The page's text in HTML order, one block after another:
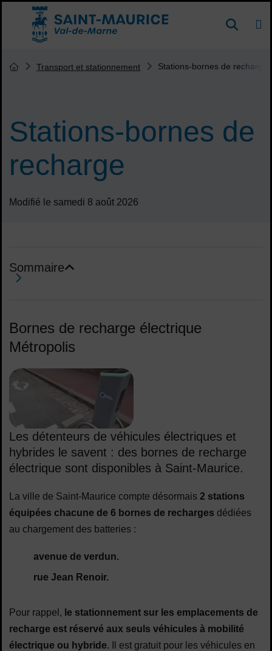
Menu de raccourcis
Accueil ville de Saint-Maurice DE
Stations-bornes de
recharge
Modifié le samedi 8 août 2026
Vous êtes ici :
Page d'accueil du site
Transport et stationnement Stations-bornes de recharge
Sommaire
Bornes de recharge électrique
Métropolis
Les détenteurs de véhicules électriques et
hybrides le savent : des bornes de recharge
électrique sont disponibles à Saint-Maurice.
La ville de Saint-Maurice compte désormais 2 stations
équipées chacune de 6 bornes de recharges dédiées
au chargement des batteries :
avenue de verdun.
rue Jean Renoir.
Pour rappel, le stationnement sur les emplacements de
recharge est réservé aux seuls véhicules à mobilité
électrique ou hybride. Il est gratuit pour les véhicules en